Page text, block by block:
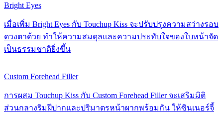
Bright Eyes
เมื่อเพิ่ม Bright Eyes กับ Touchup Kiss จะปรับปรุงความสว่างรอบ
ดวงตาด้วย ทำให้ความสมดุลและความประทับใจของใบหน้าจัด
เป็นธรรมชาติยิ่งขึ้น
Custom Forehead Filler
การผสม Touchup Kiss กับ Custom Forehead Filler จะเสริมมิติ
ส่วนกลางริมฝีปากและปริมาตรหน้าผากพร้อมกัน ให้ซินเนอร์จี้